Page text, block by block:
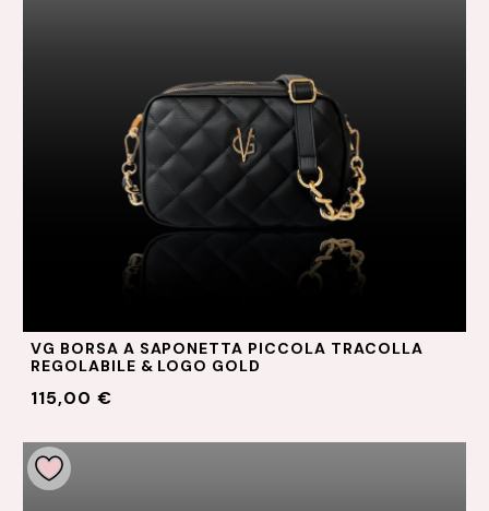
VG BORSA A SAPONETTA PICCOLA TRACOLLA
REGOLABILE & LOGO GOLD
115,00 €